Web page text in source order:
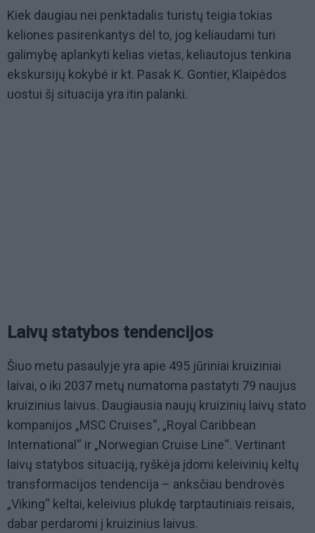
Kiek daugiau nei penktadalis turistų teigia tokias
keliones pasirenkantys dėl to, jog keliaudami turi
galimybę aplankyti kelias vietas, keliautojus tenkina
ekskursijų kokybė ir kt. Pasak K. Gontier, Klaipėdos
uostui šį situacija yra itin palanki.
Laivų statybos tendencijos
Šiuo metu pasaulyje yra apie 495 jūriniai kruiziniai
laivai, o iki 2037 metų numatoma pastatyti 79 naujus
kruizinius laivus. Daugiausia naujų kruizinių laivų stato
kompanijos „MSC Cruises“, „Royal Caribbean
International“ ir „Norwegian Cruise Line“. Vertinant
laivų statybos situaciją, ryškėja įdomi keleivinių keltų
transformacijos tendencija – anksčiau bendrovės
„Viking“ keltai, keleivius plukdę tarptautiniais reisais,
dabar perdaromi į kruizinius laivus.